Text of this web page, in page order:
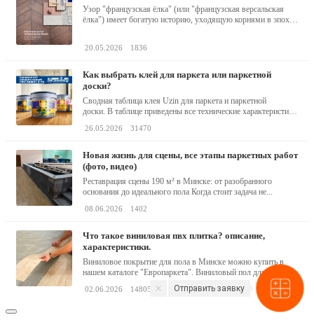
Узор "французская ёлка" (или "французская версальская
ёлка") имеет богатую историю, уходящую корнями в эпоху
20.05.2026 1836
как выбрать клей для паркета или паркетной
доски?
Сводная таблица клея Uzin для паркета и паркетной
доски. В таблице приведены все технические характеристики
26.05.2026 31470
новая жизнь для сцены, все этапы паркетных работ
(фото, видео)
Реставрация сцены 190 м² в Минске: от разобранного
основания до идеального пола Когда стоит задача не...
08.06.2026 1402
что такое виниловая пвх плитка? описание,
характеристики.
Виниловое покрытие для пола в Минске можно купить в
нашем каталоге "Европаркета". Виниловый пол для...
02.06.2026 148059 Отправить заявку